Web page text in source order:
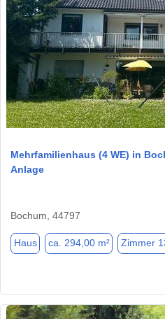
Mehrfamilienhaus (4 WE) in
Anlage
Bochum, 44797
Haus ca. 294,00 m² Zimmer